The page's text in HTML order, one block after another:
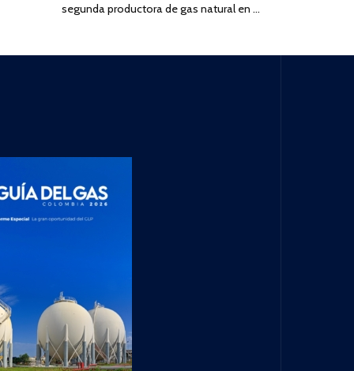
segunda productora de gas natural en …